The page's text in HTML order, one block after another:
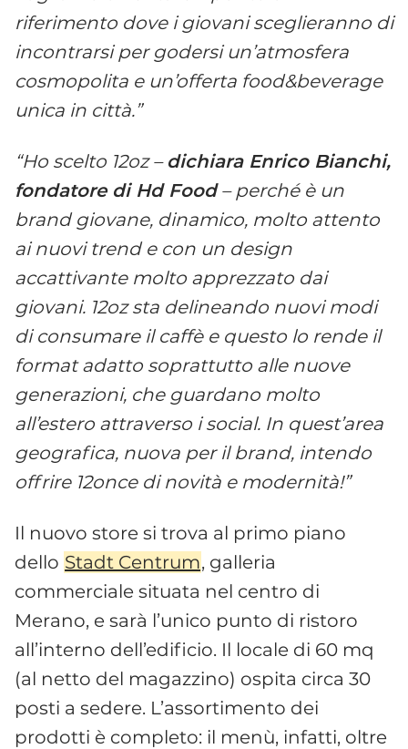
riferimento dove i giovani sceglieranno di
incontrarsi per godersi un’atmosfera
cosmopolita e un’offerta food&beverage
unica in città.”
“Ho scelto 12oz – dichiara Enrico Bianchi,
fondatore di Hd Food– perché è un
brand giovane, dinamico, molto attento
ai nuovi trend e con un design
accattivante molto apprezzato dai
giovani. 12oz sta delineando nuovi modi
di consumare il caffè e questo lo rende il
format adatto soprattutto alle nuove
generazioni, che guardano molto
all’estero attraverso i social. In quest’area
geografica, nuova per il brand, intendo
offrire 12once di novità e modernità!”
Il nuovo store si trova al primo piano
dello Stadt Centrum, galleria
commerciale situata nel centro di
Merano, e sarà l’unico punto di ristoro
all’interno dell’edificio. Il locale di 60 mq
(al netto del magazzino) ospita circa 30
posti a sedere. L’assortimento dei
prodotti è completo: il menù, infatti, oltre